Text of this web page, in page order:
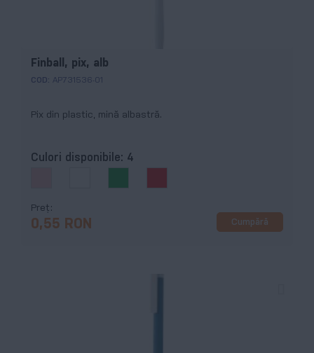
Finball, pix, alb
COD: AP731536-01
Pix din plastic, mină albastră.
Culori disponibile: 4
Preț
0,55 RON Cumpără